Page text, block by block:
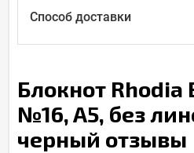
Способ доставки
Блокнот Rhodia
№16, A5, без
черный отзывы